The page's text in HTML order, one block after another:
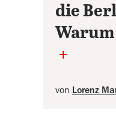
die
+
von Lorenz